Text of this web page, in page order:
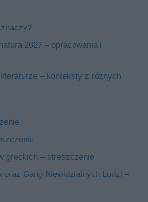
2027 – opracowania i
– konteksty z różnych
greckich – streszczenie
oraz Gang Niewidzialnych Ludzi –